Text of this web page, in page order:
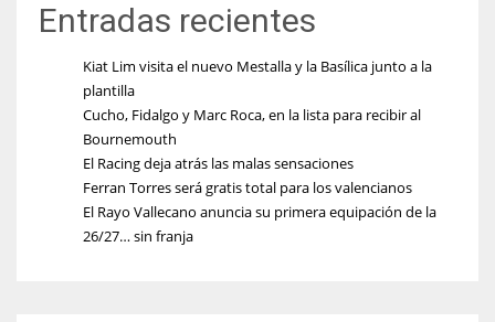
Entradas recientes
Kiat Lim visita el nuevo Mestalla y la Basílica junto a la
plantilla
Cucho, Fidalgo y Marc Roca, en la lista para recibir al
Bournemouth
El Racing deja atrás las malas sensaciones
Ferran Torres será gratis total para los valencianos
El Rayo Vallecano anuncia su primera equipación de la
26/27… sin franja